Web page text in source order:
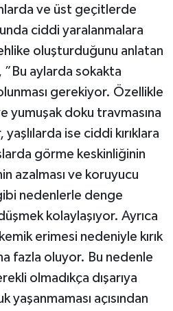
ve üst geçitlerde
ciddi yaralanmalara
oluşturduğunu anlatan
aylarda sokakta
gerekiyor. Özellikle
yumuşak doku travmasına
ise ciddi kırıklara
görme keskinliğinin
azalması ve koruyucu
nedenlerle denge
kolaylaşıyor. Ayrıca
erimesi nedeniyle kırık
fazla oluyor. Bu nedenle
olmadıkça dışarıya
yaşanmaması açısından